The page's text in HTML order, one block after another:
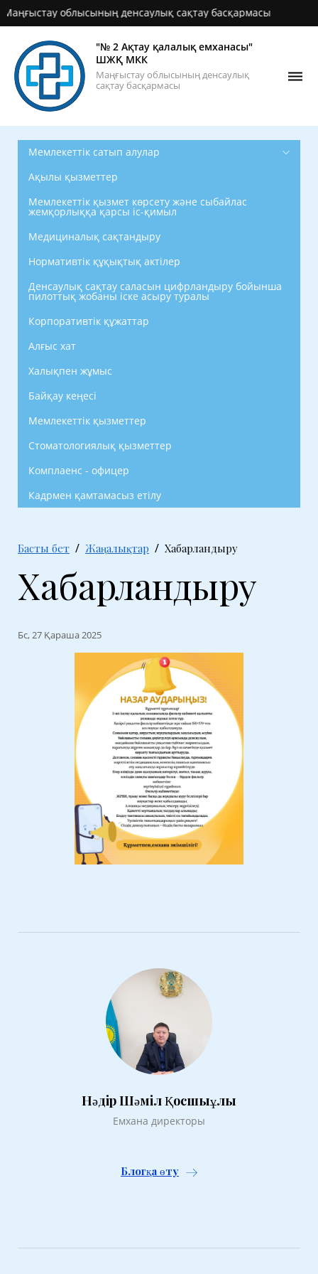
облысының денсаулық сақтау басқармасы
"№ 2 Ақтау қалалық емханасы"
ШЖҚ МКК
Маңғыстау облысының денсаулық
сақтау басқармасы
Мемлекеттік сатып алулар
Ақылы қызметтер
Мемлекеттік қызмет көрсету және сыбайлас
жемқорлыққа қарсы іс-қимыл
Медициналық сақтандыру
Нормативтік құқықтық актілер
Денсаулық сақтау саласын цифрландыру бойынша
пилоттық жобаны іске асыру туралы
Корпоративтік құжаттар
Алғыс хат
Халықпен жұмыс
Байқау кеңесі
Мемлекеттік қызметтер
Стоматологиялық қызметтер
Комплаенс - офицер
Кадрмен қамтамасыз етілу
Басты бет Жаңалықтар Хабарландыру
Хабарландыру
Бс, 27 Қараша 2025
Нәдір Шәміл Қосшыұлы
Емхана директоры
Блогқа өту